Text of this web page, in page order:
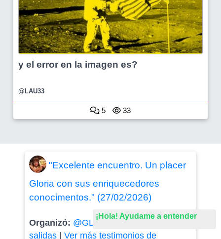
¡Hola! Ayudame a entender
y el error en la imagen es?
@LAU33
5 33
"Excelente encuentro. Un placer
Gloria con sus enriquecedores
conocimentos." (27/02/2026)
Organizó: @GLORY2023
salidas| Ver más testimonios de